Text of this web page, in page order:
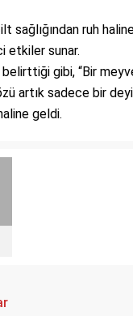
sağlığından ruh
etkiler sunar.
belirttiği gibi, “Bir
artık sadece bir
geldi.